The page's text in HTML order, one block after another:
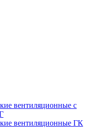
вентиляционные с
вентиляционные ГК